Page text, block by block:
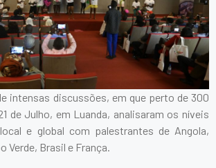
intensas discussões, em que perto de 300
de Julho, em Luanda, analisaram os níveis
e global com palestrantes de Angola,
Verde, Brasil e França.